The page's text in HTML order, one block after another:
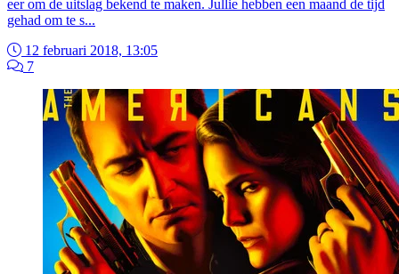
eer om de uitslag bekend te maken. Jullie hebben een maand de tijd
gehad om te s...
12 februari 2018, 13:05
7